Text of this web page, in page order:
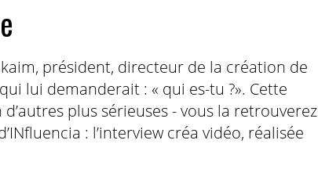
président, directeur de la création de
lui demanderait : « qui es-tu ?». Cette
plus sérieuses - vous la retrouverez
: l’interview créa vidéo, réalisée